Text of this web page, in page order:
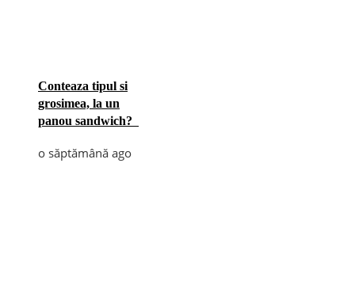
Conteaza tipul si
grosimea, la un
panou sandwich?
o săptămână ago